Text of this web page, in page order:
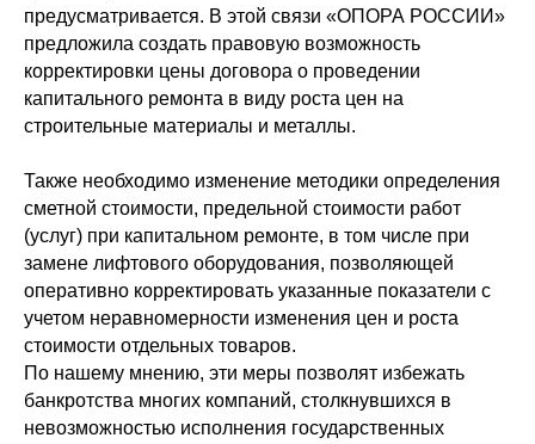
предусматривается. В этой связи «ОПОРА РОССИИ»
предложила создать правовую возможность
корректировки цены договора о проведении
капитального ремонта в виду роста цен на
строительные материалы и металлы.
Также необходимо изменение методики определения
сметной стоимости, предельной стоимости работ
(услуг) при капитальном ремонте, в том числе при
замене лифтового оборудования, позволяющей
оперативно корректировать указанные показатели с
учетом неравномерности изменения цен и роста
стоимости отдельных товаров.
По нашему мнению, эти меры позволят избежать
банкротства многих компаний, столкнувшихся в
невозможностью исполнения государственных